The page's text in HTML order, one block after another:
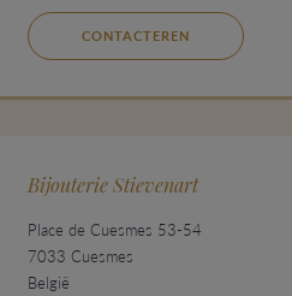
CONTACTEREN
Bijouterie Stievenart
Place de Cuesmes 53-54
7033 Cuesmes
België